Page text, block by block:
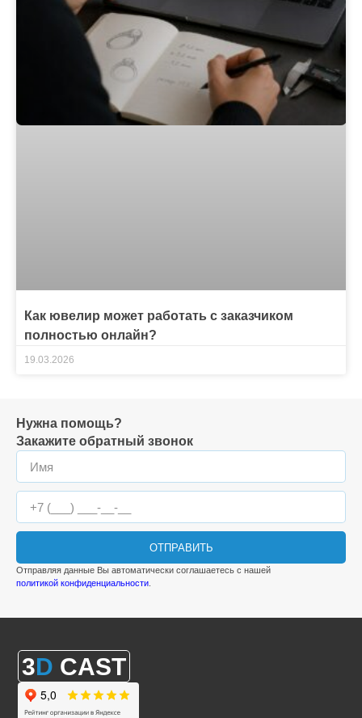
Как ювелир может работать с заказчиком
полностью онлайн?
19.03.2026
Нужна помощь?
Закажите обратный звонок
ОТПРАВИТЬ
Отправляя данные Вы автоматически соглашаетесь с нашей
политикой конфиденциальности
3D CAST